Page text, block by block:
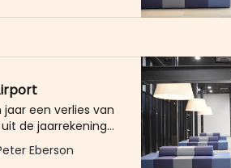
put die
een verlies van
de jaarrekening.
beter zal worden,
Eberson